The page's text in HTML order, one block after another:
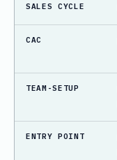
SALES CYCLE
CAC
TEAM-SETUP
ENTRY POINT